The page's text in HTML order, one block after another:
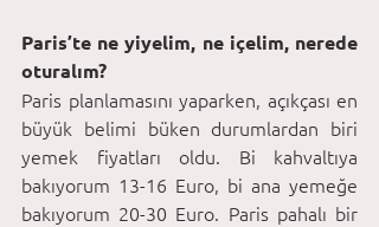
Paris’te ne yiyelim, ne içelim, nerede
oturalım?
Paris planlamasını yaparken, açıkçası en
büyük belimi büken durumlardan biri
yemek fiyatları oldu. Bi kahvaltıya
bakıyorum 13-16 Euro, bi ana yemeğe
bakıyorum 20-30 Euro. Paris pahalı bir